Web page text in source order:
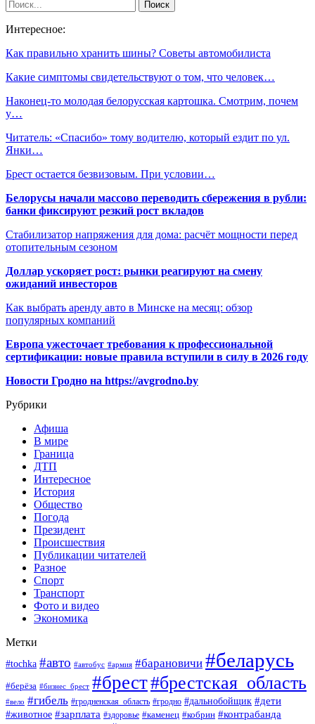
Интересное:
Как правильно хранить шины? Советы автомобилиста
Какие симптомы свидетельствуют о том, что человек…
Наконец-то молодая белорусская картошка. Смотрим, почем
у…
Читатель: «Спасибо» тому водителю, который ездит по ул.
Янки…
Брест остается безвизовым. При условии…
Белорусы начали массово переводить сбережения в рубли:
банки фиксируют резкий рост вкладов
Стабилизатор напряжения для дома: расчёт мощности перед
отопительным сезоном
Доллар ускоряет рост: рынки реагируют на смену
ожиданий инвесторов
Как выбрать аренду авто в Минске на месяц: обзор
популярных компаний
Европа ужесточает требования к профессиональной
сертификации: новые правила вступили в силу в 2026 году
Новости Гродно на https://avgrodno.by
Рубрики
Афиша
В мире
Граница
ДТП
Интересное
История
Общество
Погода
Президент
Происшествия
Публикации читателей
Разное
Спорт
Транспорт
Фото и видео
Экономика
Метки
#tochka #авто #автобус #армия #барановичи #беларусь
#берёза #бизнес_брест #брест#брестская_область
#вело #гибель #гродненская_область #гродно #дальнобойщик #дети
#животное #зарплата #здоровье #каменец #кобрин #контрабанда